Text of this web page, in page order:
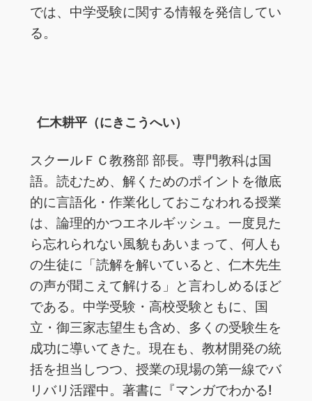
では、中学受験に関する情報を発信してい
る。
仁木耕平（にきこうへい）
スクールＦＣ教務部 部長。専門教科は国
語。読むため、解くためのポイントを徹底
的に言語化・作業化しておこなわれる授業
は、論理的かつエネルギッシュ。一度見た
ら忘れられない風貌もあいまって、何人も
の生徒に「読解を解いていると、仁木先生
の声が聞こえて解ける」と言わしめるほど
である。中学受験・高校受験ともに、国
立・御三家志望生も含め、多くの受験生を
成功に導いてきた。現在も、教材開発の統
括を担当しつつ、授業の現場の第一線でバ
リバリ活躍中。著書に『マンガでわかる!